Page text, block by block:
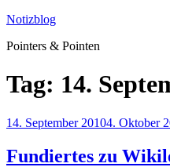
Zum
springen
Notizblog
Pointers & Pointen
Tag: 14.
Veröffentlicht
14. September 20104. Oktober
Fundiertes zu